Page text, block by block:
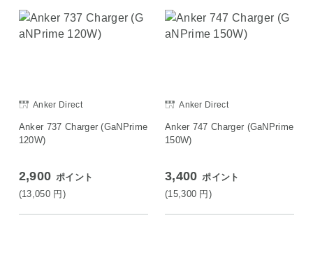
Anker Direct
Anker 737 Charger (GaNPrime
120W)
2,900 ポイント
(13,050 円)
Anker Direct
Anker 747 Charger (GaNPrime
150W)
3,400 ポイント
(15,300 円)